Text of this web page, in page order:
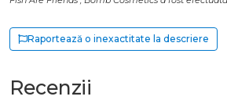
Raportează o inexactitate la descriere
Recenzii